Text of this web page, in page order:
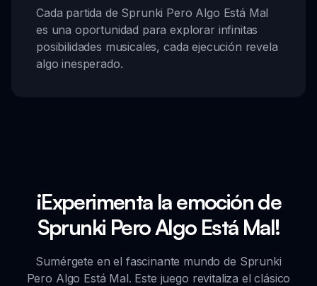
Cada partida de Sprunki Pero Algo Está Mal
es una oportunidad para explorar infinitas
posibilidades musicales, cada ejecución revela
algo inesperado.
¡Experimenta la emoción de
Sprunki Pero Algo Está Mal!
Sumérgete en el fascinante mundo de Sprunki
Pero Algo Está Mal. Este juego revitaliza el clásico